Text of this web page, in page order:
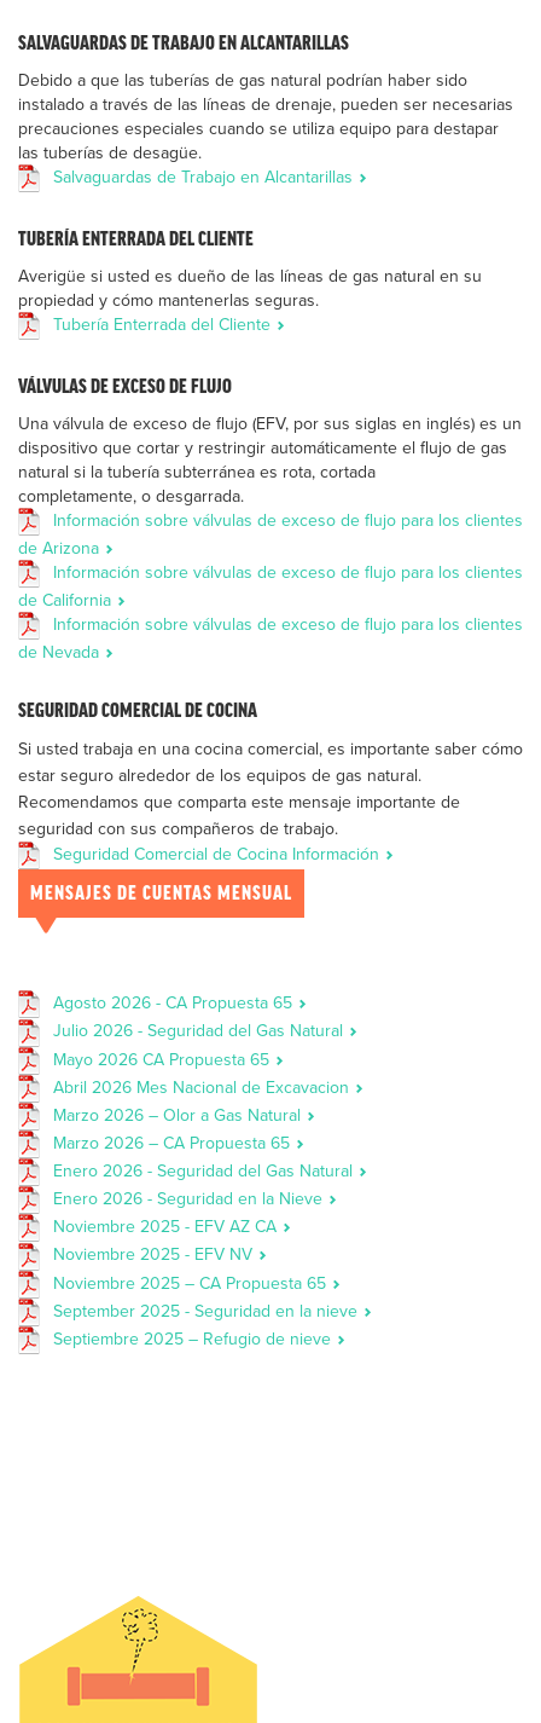
SALVAGUARDAS DE TRABAJO EN ALCANTARILLAS
Debido a que las tuberías de gas natural podrían haber sido
instalado a través de las líneas de drenaje, pueden ser necesarias
precauciones especiales cuando se utiliza equipo para destapar
las tuberías de desagüe.
Salvaguardas de Trabajo en Alcantarillas
TUBERÍA ENTERRADA DEL CLIENTE
Averigüe si usted es dueño de las líneas de gas natural en su
propiedad y cómo mantenerlas seguras.
Tubería Enterrada del Cliente
VÁLVULAS DE EXCESO DE FLUJO
Una válvula de exceso de flujo (EFV, por sus siglas en inglés) es un
dispositivo que cortar y restringir automáticamente el flujo de gas
natural si la tubería subterránea es rota, cortada
completamente, o desgarrada.
Información sobre válvulas de exceso de flujo para los clientes
de Arizona
Información sobre válvulas de exceso de flujo para los clientes
de California
Información sobre válvulas de exceso de flujo para los clientes
de Nevada
SEGURIDAD COMERCIAL DE COCINA
Si usted trabaja en una cocina comercial, es importante saber cómo
estar seguro alrededor de los equipos de gas natural.
Recomendamos que comparta este mensaje importante de
seguridad con sus compañeros de trabajo.
Seguridad Comercial de Cocina Información
MENSAJES DE CUENTAS MENSUAL
Agosto 2026 - CA Propuesta 65
Julio 2026 - Seguridad del Gas Natural
Mayo 2026 CA Propuesta 65
Abril 2026 Mes Nacional de Excavacion
Marzo 2026 – Olor a Gas Natural
Marzo 2026 – CA Propuesta 65
Enero 2026 - Seguridad del Gas Natural
Enero 2026 - Seguridad en la Nieve
Noviembre 2025 - EFV AZ CA
Noviembre 2025 - EFV NV
Noviembre 2025 – CA Propuesta 65
September 2025 - Seguridad en la nieve
Septiembre 2025 – Refugio de nieve